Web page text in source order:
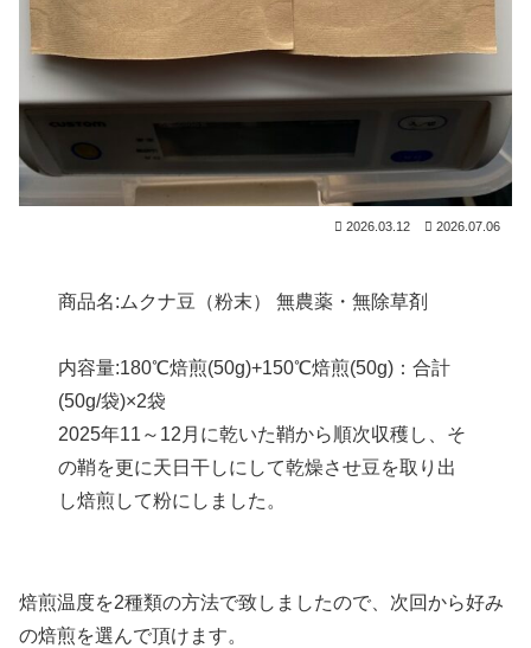
2026.03.12 2026.07.06
商品名:ムクナ豆（粉末） 無農薬・無除草剤
内容量:180℃焙煎(50g)+150℃焙煎(50g)：合計
(50g/袋)×2袋
2025年11～12月に乾いた鞘から順次収穫し、そ
の鞘を更に天日干しにして乾燥させ豆を取り出
し焙煎して粉にしました。
焙煎温度を2種類の方法で致しましたので、次回から好み
の焙煎を選んで頂けます。